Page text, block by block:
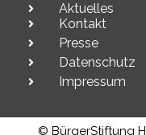
Aktuelles
Kontakt
Presse
Datenschutz
Impressum
© BürgerStiftung